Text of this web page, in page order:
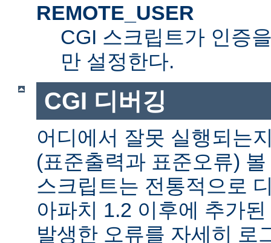
REMOTE_USER
CGI 스크립트가 인증
만 설정한다.
CGI 디버깅
어디에서 잘못 실행되는
(표준출력과 표준오류)
스크립트는 전통적으로
아파치 1.2 이후에 추가
발생한 오류를 자세히 로